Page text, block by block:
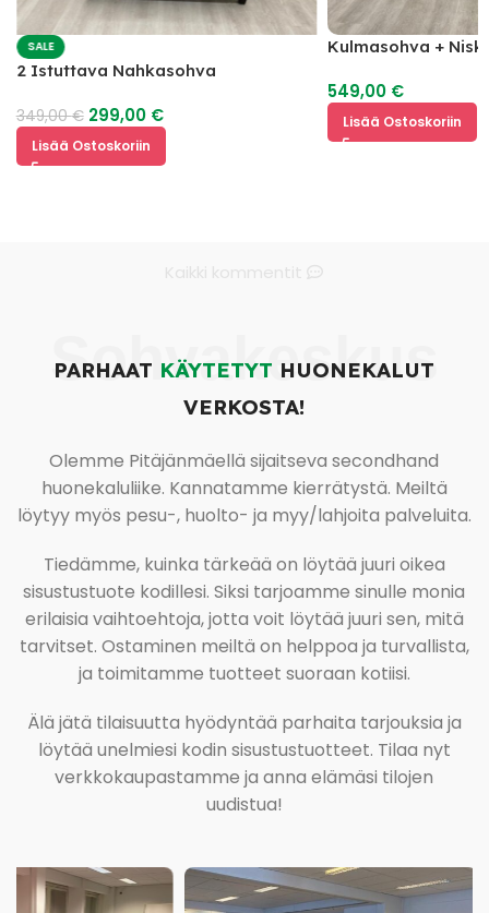
SALE
2 Istuttava Nahkasohva
349,00€ 299,00 €
Lisää Ostoskoriin
Kulmasohva +
549,00 €
Lisää Ostoskoriin
Sohvakeskus
PARHAAT KÄYTETYT HUONEKALUT
VERKOSTA!
Olemme Pitäjänmäellä sijaitseva secondhand
huonekaluliike. Kannatamme kierrätystä. Meiltä
löytyy myös pesu-, huolto- ja myy/lahjoita palveluita.
Tiedämme, kuinka tärkeää on löytää juuri oikea
sisustustuote kodillesi. Siksi tarjoamme sinulle monia
erilaisia vaihtoehtoja, jotta voit löytää juuri sen, mitä
tarvitset. Ostaminen meiltä on helppoa ja turvallista,
ja toimitamme tuotteet suoraan kotiisi.
Älä jätä tilaisuutta hyödyntää parhaita tarjouksia ja
löytää unelmiesi kodin sisustustuotteet. Tilaa nyt
verkkokaupastamme ja anna elämäsi tilojen
uudistua!